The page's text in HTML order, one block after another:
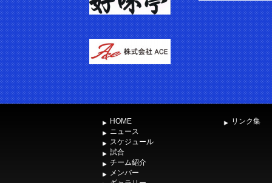
HOME
ニュース
スケジュール
試合
チーム紹介
メンバー
リンク集